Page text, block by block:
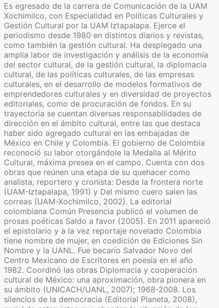
Es egresado de la carrera de Comunicación de la UAM
Xochimilco, con Especialidad en Políticas Culturales y
Gestión Cultural por la UAM Iztapalapa. Ejerce el
periodismo desde 1980 en distintos diarios y revistas,
como también la gestión cultural. Ha desplegado una
amplia labor de investigación y análisis de la economía
del sector cultural, de la gestión cultural, la diplomacia
cultural, de las políticas culturales, de las empresas
culturales, en el desarrollo de modelos formativos de
emprendedores culturales y en diversidad de proyectos
editoriales, como de procuración de fondos. En su
trayectoria se cuentan diversas responsabilidades de
dirección en el ámbito cultural, entre las que destaca
haber sido agregado cultural en las embajadas de
México en Chile y Colombia. El gobierno de Colombia
reconoció su labor otorgándole la Medalla al Mérito
Cultural, máxima presea en el campo. Cuenta con dos
obras que reúnen una etapa de su quehacer como
analista, reportero y cronista: Desde la frontera norte
(UAM-Iztapalapa, 1991) y Del mismo cuero salen las
correas (UAM-Xochimilco, 2002). La editorial
colombiana Común Presencia publicó el volumen de
prosas poéticas Saldo a favor (2005). En 2011 apareció
el epistolario y a la vez reportaje novelado Colombia
tiene nombre de mujer, en coedición de Ediciones Sin
Nombre y la UANL. Fue becario Salvador Novo del
Centro Mexicano de Escritores en poesía en el año
1982. Coordinó las obras Diplomacia y cooperación
cultural de México: una aproximación, obra pionera en
su ámbito (UNICACH/UANL, 2007); 1968-2008. Los
silencios de la democracia (Editorial Planeta, 2008),